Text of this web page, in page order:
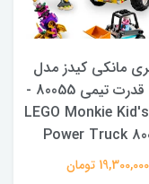
مانکی کیدز مدل
کامیون قدرت تیمی 80055 -
LEGO Monkie
Power Truck
19,300,000 تومان